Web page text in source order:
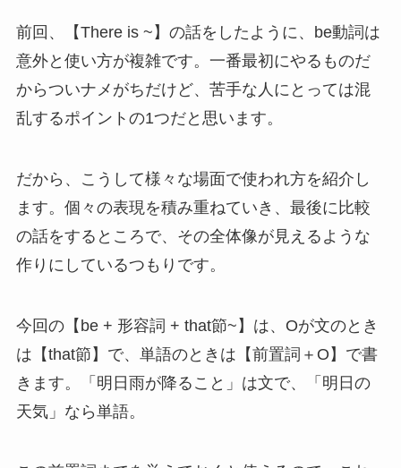
前回、【There is ~】の話をしたように、be動詞は
意外と使い方が複雑です。一番最初にやるものだ
からついナメがちだけど、苦手な人にとっては混
乱するポイントの1つだと思います。
だから、こうして様々な場面で使われ方を紹介し
ます。個々の表現を積み重ねていき、最後に比較
の話をするところで、その全体像が見えるような
作りにしているつもりです。
今回の【be + 形容詞 + that節~】は、Oが文のとき
は【that節】で、単語のときは【前置詞＋O】で書
きます。「明日雨が降ること」は文で、「明日の
天気」なら単語。